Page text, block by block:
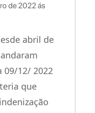
de 2022 ás
abril de
09/12/ 2022
que